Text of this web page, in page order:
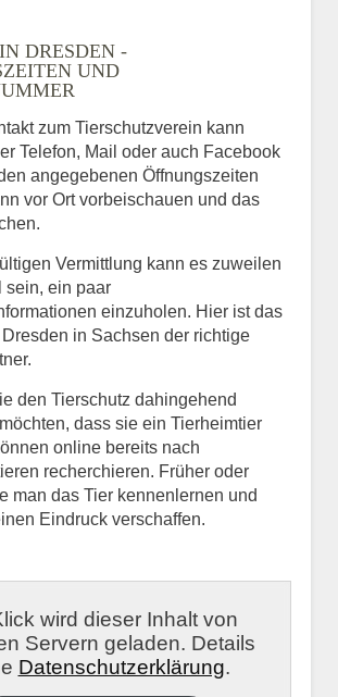
DRESDEN -
UND
zum Tierschutzverein kann
Telefon, Mail oder auch Facebook
angegebenen Öffnungszeiten
vor Ort vorbeischauen und das
Vermittlung kann es zuweilen
sein, ein paar
einzuholen. Hier ist das
in Sachsen der richtige
den Tierschutz dahingehend
dass sie ein Tierheimtier
online bereits nach
recherchieren. Früher oder
man das Tier kennenlernen und
Eindruck verschaffen.
wird dieser Inhalt von
Servern geladen. Details
Datenschutzerklärung.